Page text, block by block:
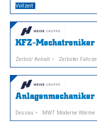
Vollzeit
KFZ-
Zerbst/ Anhalt Zerbster
Dessau MWT Moderne Wärme